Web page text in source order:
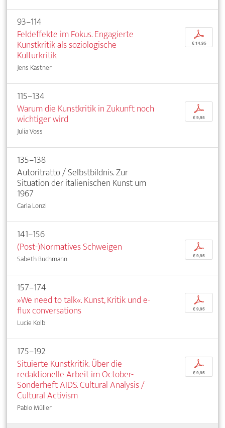
93–114
Feldeffekte im Fokus. Engagierte
Kunstkritik als soziologische
Kulturkritik
Jens Kastner
p
€ 14,95
115–134
Warum die Kunstkritik in Zukunft noch
wichtiger wird
Julia Voss
p
€ 9,95
135–138
Autoritratto / Selbstbildnis. Zur
Situation der italienischen Kunst um
1967
Carla Lonzi
141–156
(Post-)Normatives Schweigen
Sabeth Buchmann
p
€ 9,95
157–174
»We need to talk«. Kunst, Kritik und e-
flux conversations
Lucie Kolb
p
€ 9,95
175–192
Situierte Kunstkritik. Über die
redaktionelle Arbeit im October-
Sonderheft AIDS. Cultural Analysis /
Cultural Activism
Pablo Müller
p
€ 9,95